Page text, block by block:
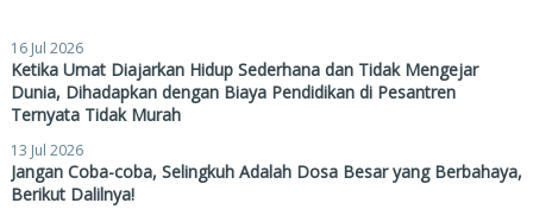
16 Jul 2026
Ketika Umat Diajarkan Hidup Sederhana dan Tidak Mengejar
Dunia, Dihadapkan dengan Biaya Pendidikan di Pesantren
Ternyata Tidak Murah
13 Jul 2026
Jangan Coba-coba, Selingkuh Adalah Dosa Besar yang Berbahaya,
Berikut Dalilnya!